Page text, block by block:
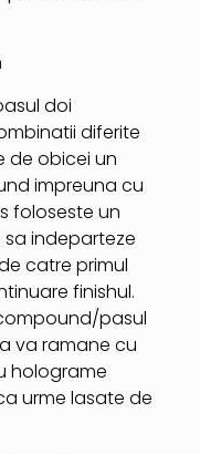
doi
diferite
de obicei un
impreuna cu
foloseste un
sa indeparteze
catre primul
finishul.
pasul
va ramane cu
holograme
urme lasate de